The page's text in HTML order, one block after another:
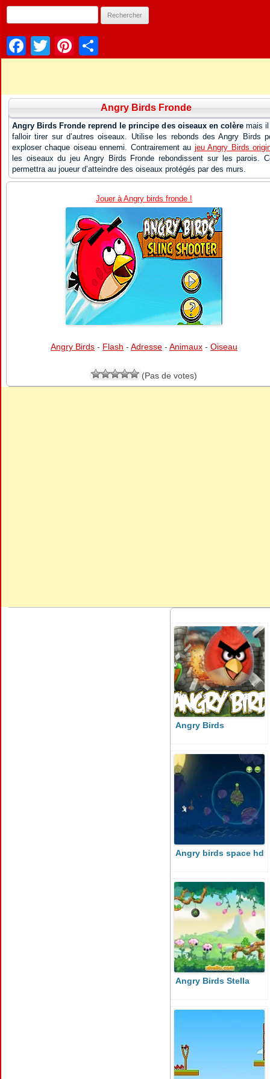
Facebook
TwitterPinterest
Angry Birds Fronde
Angry Birds Fronde reprend le principe des oiseaux en colèremais il
falloir tirer sur d’autres oiseaux. Utilise les rebonds des Angry Birds
exploser chaque oiseau ennemi. Contrairement au jeu Angry Birds
les oiseaux du jeu Angry Birds Fronde rebondissent sur les parois.
permettra au joueur d’atteindre des oiseaux protégés par des murs.
Jouer à Angry birds fronde !
Angry Birds - Flash - Adresse - Animaux - Oiseau
(Pas de votes)
Angry Birds
Angry birds space hd
Angry Birds Stella